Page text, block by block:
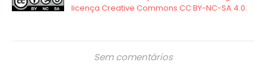
Sem comentários